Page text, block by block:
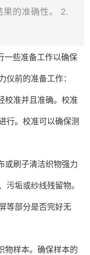
果的准确性。 2.
些准备工作以确保
仪前的准备工作：
准并且准确。校准
行。校准可以确保测
刷子清洁织物强力
污垢或纱线残留物。
等部分是否完好无
样本。确保样本的